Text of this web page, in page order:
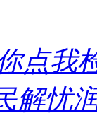
点我
解忧